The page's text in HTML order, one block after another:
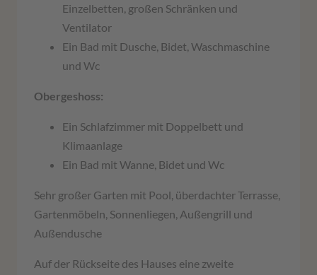
Einzelbetten, großen Schränken und
Ventilator
Ein Bad mit Dusche, Bidet, Waschmaschine
und Wc
Obergeshoss:
Ein Schlafzimmer mit Doppelbett und
Klimaanlage
Ein Bad mit Wanne, Bidet und Wc
Sehr großer Garten mit Pool, überdachter Terrasse,
Gartenmöbeln, Sonnenliegen, Außengrill und
Außendusche
Auf der Rückseite des Hauses eine zweite